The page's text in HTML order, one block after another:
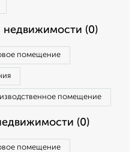
недвижимости (0)
помещение
помещение
(0)
помещение